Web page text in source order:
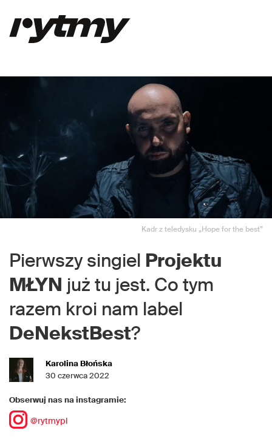
Kadr z teledysku „Hope for the best”
Pierwszy singiel Projektu
MŁYN już tu jest. Co tym
razem kroi nam label
DeNekstBest?
Karolina Błońska
30 czerwca 2022
Obserwuj nas na instagramie:
@rytmypl